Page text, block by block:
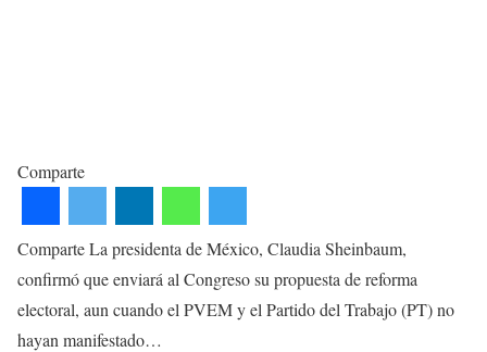
Comparte
Comparte La presidenta de México, Claudia Sheinbaum,
confirmó que enviará al Congreso su propuesta de reforma
electoral, aun cuando el PVEM y el Partido del Trabajo (PT) no
hayan manifestado…